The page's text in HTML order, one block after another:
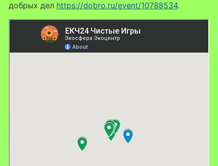
добрых дел https://dobro.ru/event/10788534.